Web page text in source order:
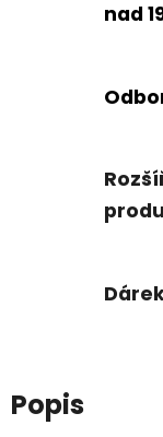
nad
Popis